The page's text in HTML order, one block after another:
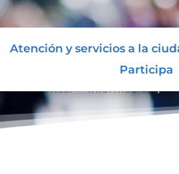
Atención y servicios a la
Participa
Información